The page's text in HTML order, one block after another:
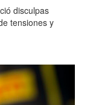
disculpas
tensiones y